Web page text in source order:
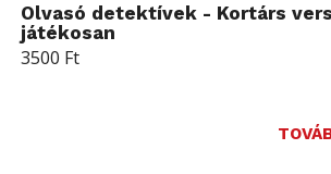
Olvasó detektívek - Kortárs
játékosan
3500 Ft